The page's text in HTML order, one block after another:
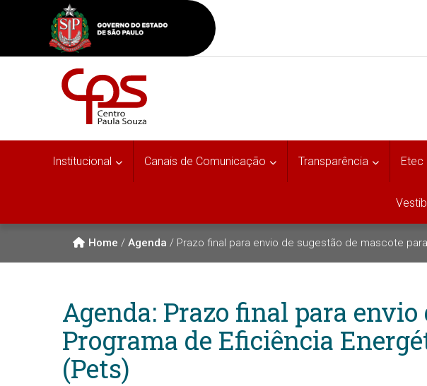
Institucional Canais de Comunicação Transparência Etec
Home / Agenda / Prazo final para envio de sugestão de mascote
Agenda: Prazo final para
Programa de Eficiência
(Pets)